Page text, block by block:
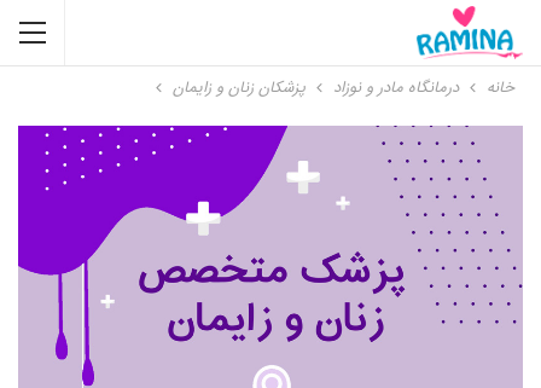
خانه درمانگاه مادر و نوزاد پزشکان زنان و زایمان